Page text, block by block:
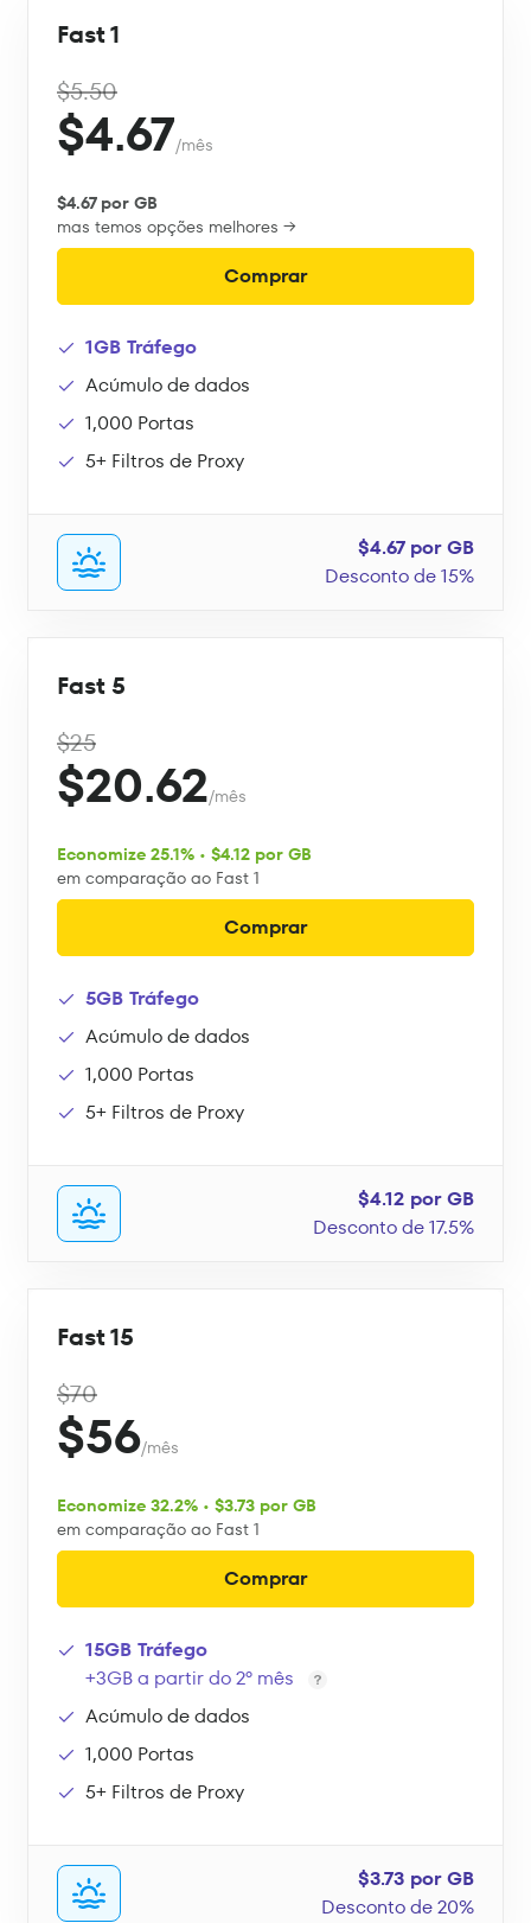
Fast 1
$5.50
$4.67/mês
$4.67 por GB
mas temos opções melhores →
Comprar
1GB Tráfego
Acúmulo de dados
1,000 Portas
5+ Filtros de Proxy
$4.67 por GB
Desconto de 15%
Fast 5
$25
$20.62/mês
Economize 25.1% • $4.12 por GB
em comparação ao Fast 1
Comprar
5GB Tráfego
Acúmulo de dados
1,000 Portas
5+ Filtros de Proxy
$4.12 por GB
Desconto de 17.5%
Fast 15
$70
$56/mês
Economize 32.2% • $3.73 por GB
em comparação ao Fast 1
Comprar
15GB Tráfego
+3GB a partir do 2º mês
Acúmulo de dados
1,000 Portas
5+ Filtros de Proxy
$3.73 por GB
Desconto de 20%